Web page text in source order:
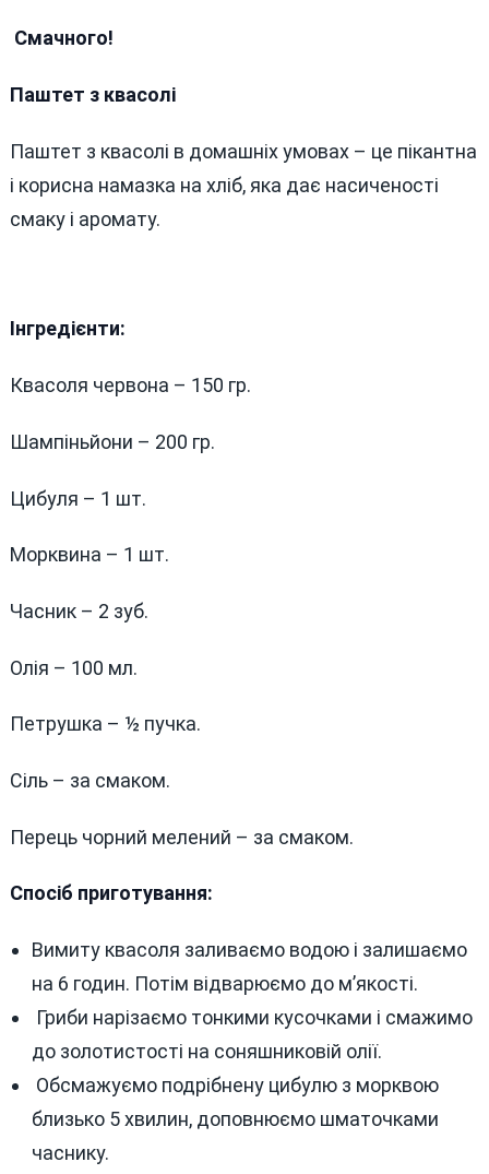
Смачного!
Паштет з квасолі
Паштет з квасолі в домашніх умовах – це пікантна
і корисна намазка на хліб, яка дає насиченості
смаку і аромату.
Інгредієнти:
Квасоля червона – 150 гр.
Шампіньйони – 200 гр.
Цибуля – 1 шт.
Морквина – 1 шт.
Часник – 2 зуб.
Олія – 100 мл.
Петрушка – ½ пучка.
Сіль – за смаком.
Перець чорний мелений – за смаком.
Спосіб приготування:
Вимиту квасоля заливаємо водою і залишаємо
на 6 годин. Потім відварюємо до м’якості.
Гриби нарізаємо тонкими кусочками і смажимо
до золотистості на соняшниковій олії.
Обсмажуємо подрібнену цибулю з морквою
близько 5 хвилин, доповнюємо шматочками
часнику.